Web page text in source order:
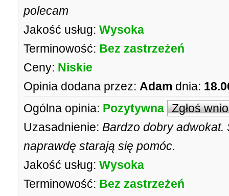
polecam
Jakość usług: Wysoka
Terminowość: Bez zastrzeżeń
Ceny: Niskie
Opinia dodana przez: Adam dnia:
Ogólna opinia: Pozytywna Zgłoś
Uzasadnienie: Bardzo dobry adwokat.
naprawdę starają się pomóc.
Jakość usług: Wysoka
Terminowość: Bez zastrzeżeń